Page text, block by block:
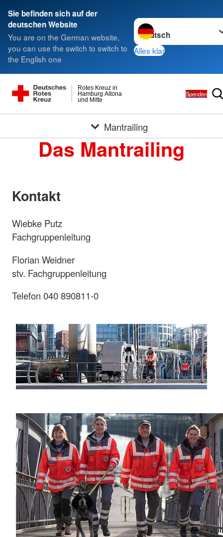
Sie befinden sich auf der
deutschen Website
You are on the German website,
you can use the switch to switch to
the English one
Sprache wechseln zu
Alles klar
und Mitte
Hamburg Altona
Rotes Kreuz in
Spenden
Mantrailing
Das Mantrailing
Kontakt
Wiebke Putz
Fachgruppenleitung
Florian Weidner
stv. Fachgruppenleitung
Telefon 040 890811-0